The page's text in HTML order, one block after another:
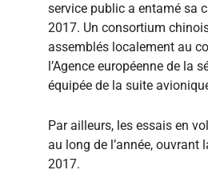
service public a entamé sa
2017. Un consortium
assemblés localement au
l’Agence européenne de la
équipée de la suite
Par ailleurs, les essais en
au long de l’année,
2017.